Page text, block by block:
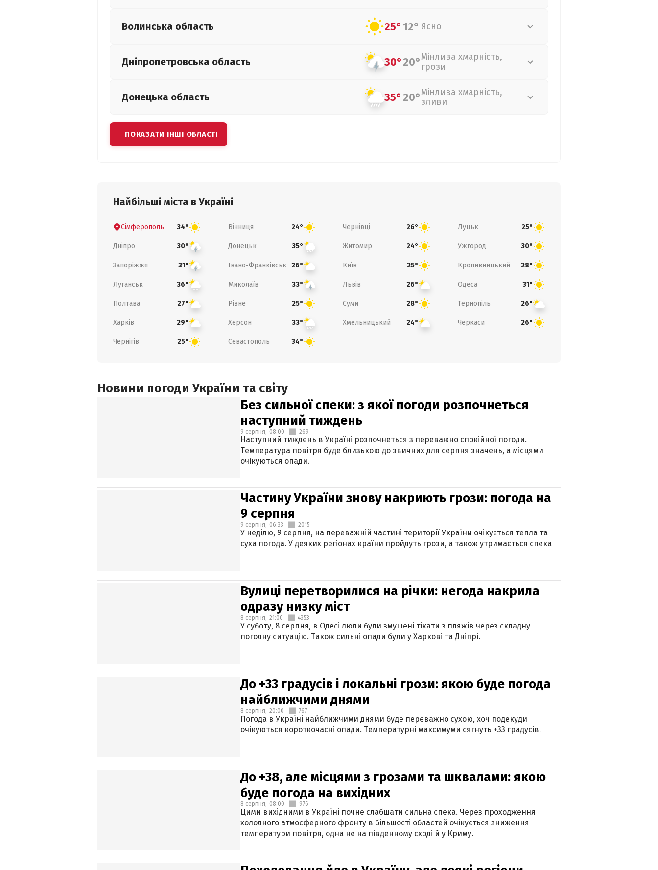
Волинська область 25°12° Ясно
Дніпропетровська область 30°20°Мінлива хмарність,
грози
Донецька область 35°20°Мінлива хмарність,
зливи
ПОКАЗАТИ ІНШІ ОБЛАСТІ
Найбільші міста в Україні
Сімферополь 34° Вінниця 24° Чернівці 26° Луцьк 25°
Дніпро 30° Донецьк 35° Житомир 24° Ужгород 30°
Запоріжжя 31° Івано-Франківськ 26° Київ 25° Кропивницький 28°
Луганськ 36° Миколаїв 33° Львів 26° Одеса 31°
Полтава 27° Рівне 25° Суми 28° Тернопіль 26°
Харків 29° Херсон 33° Хмельницький 24° Черкаси 26°
Чернігів 25° Севастополь 34°
Новини погоди України та світу
Без сильної спеки: з якої погоди розпочнеться
наступний тиждень
9 серпня, 08:00 269
Наступний тиждень в Україні розпочнеться з переважно спокійної погоди.
Температура повітря буде близькою до звичних для серпня значень, а місцями
очікуються опади.
Частину України знову накриють грози: погода на
9 серпня
9 серпня, 06:33 2015
У неділю, 9 серпня, на переважній частині території України очікується тепла та
суха погода. У деяких регіонах країни пройдуть грози, а також утримається спека
Вулиці перетворилися на річки: негода накрила
одразу низку міст
8 серпня, 21:00 4353
У суботу, 8 серпня, в Одесі люди були змушені тікати з пляжів через складну
погодну ситуацію. Також сильні опади були у Харкові та Дніпрі.
До +33 градусів і локальні грози: якою буде погода
найближчими днями
8 серпня, 20:00 767
Погода в Україні найближчими днями буде переважно сухою, хоч подекуди
очікуються короткочасні опади. Температурні максимуми сягнуть +33 градусів.
До +38, але місцями з грозами та шквалами: якою
буде погода на вихідних
8 серпня, 08:00 976
Цими вихідними в Україні почне слабшати сильна спека. Через проходження
холодного атмосферного фронту в більшості областей очікується зниження
температури повітря, одна не на південному сході й у Криму.